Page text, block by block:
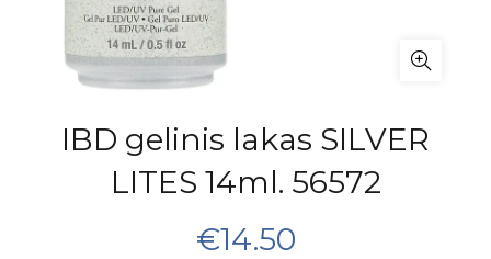
IBD gelinis lakas SILVER
LITES 14ml. 56572
€14.50